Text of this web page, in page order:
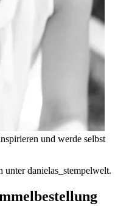
und werde selbst
danielas_stempelwelt.